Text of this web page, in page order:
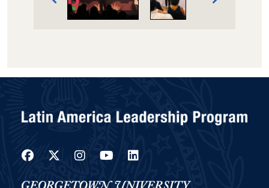
Facebook
Twitter
Instagram
YouTube